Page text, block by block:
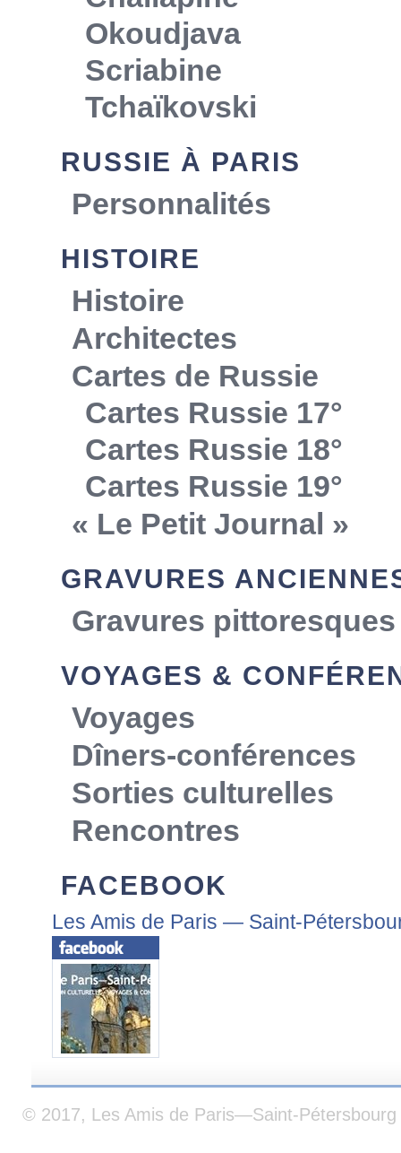
Okoudjava
Scriabine
Tchaïkovski
RUSSIE À PARIS
Personnalités
HISTOIRE
Histoire
Architectes
Cartes de Russie
Cartes Russie 17°
Cartes Russie 18°
Cartes Russie 19°
« Le Petit Journal »
GRAVURES
Gravures pittoresques
VOYAGES &
Voyages
Dîners-conférences
Sorties culturelles
Rencontres
FACEBOOK
Les Amis de Paris — Saint-
© 2017, Les Amis de Paris—Saint-Pétersbourg